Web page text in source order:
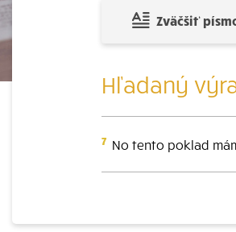
Zväčšiť
Hľadaný
7 No tento poklad